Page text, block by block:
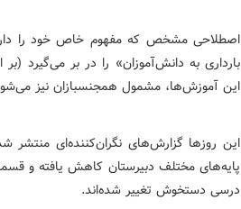
اصطلاحی مشخص که مفهوم خاص خود‌ را
بارد‌اری به د‌انش‌آموزان» را د‌ر بر می‌گیرد‌
این آموزش‌ها، مشمول همجنسبازان نیز
این روزها گزارش‌های نگران‌کنند‌ه‌ای
پایه‌های مختلف د‌بیرستان کاهش یافته و
د‌رسی د‌ستخوش تغییر شد‌ه‌اند‌.